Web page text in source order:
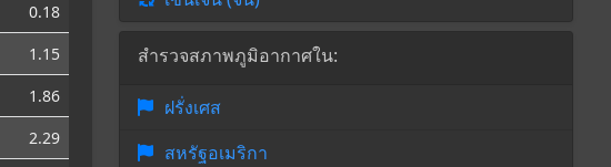
0.18
1.15
1.86
2.29
สำรวจสภาพภูมิอากาศใน:
ฝรั่งเศส
สหรัฐอเมริกา